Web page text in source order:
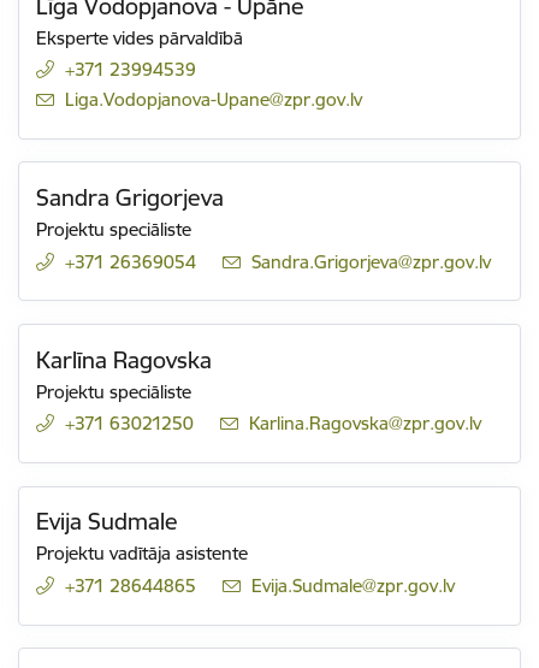
Eksperte vides pārvaldībā
+371 23994539
E-pasts:
Liga.Vodopjanova-Upane@zpr.gov.lv
Sandra Grigorjeva
Projektu speciāliste
+371 26369054
E-pasts:
Sandra.Grigorjeva@zpr.gov.lv
Karlīna Ragovska
Projektu speciāliste
+371 63021250
E-pasts:
Karlina.Ragovska@zpr.gov.lv
Evija Sudmale
Projektu vadītāja asistente
+371 28644865
E-pasts:
Evija.Sudmale@zpr.gov.lv